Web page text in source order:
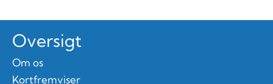
Oversigt
Om os
Kortfremviser